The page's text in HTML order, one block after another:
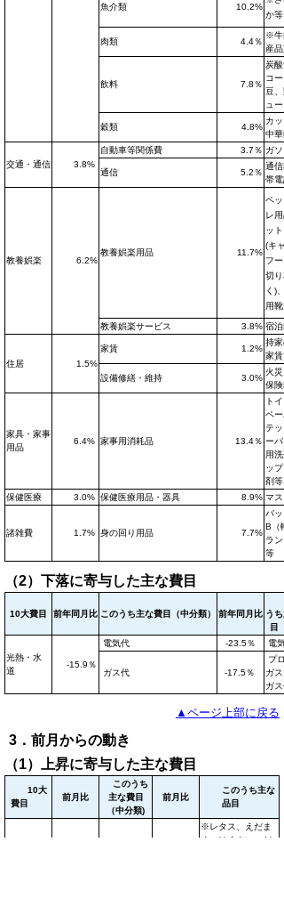
魚介類 10.2%
か等
肉類 4.4％
※牛
産品)
飲料 7.8％
炭酸
コー
豆、
ュー
穀類 4.8%
カッ
中華
交通・通信 3.8%
自動車等関係費 3.7％ ガソ
通信 5.2％
通信
帯電
教養娯楽 6.2%
教養娯楽用品 11.7%
ペッ
レ用
ット
(キ
フー
切り
く)
用靴
教養娯楽サービス 3.8% 宿泊
住居 1.5%
家賃 1.2%
持家
家賃
設備修繕・維持 3.0%
火災
保険
家具・家事
用品
6.4% 家事用消耗品 13.4％
ト
ペー
テッ
ーパ
用洗
ップ
剤等
保健医療
3.0% 保健医療用品・器具 8.9% マス
諸雑費 1.7% 身の回り用品 7.7%
バッ
B（
ラン
等
（2）下落に寄与した主な費目
10大費目 前年同月比 このうち主な費目（中分類） 前年同月比 うち
光熱・水
道
-15.9％
電気代 -23.5％ 電
ガス代 -17.5％
プ
ガス
ガス
▲ページ上部に戻る
3．前月からの動き
（1）上昇に寄与した主な費目
10大
費目
前月比
このうち
主な費目
（中分類)
前月比
このうち主な
品目
※レタス、えだま
め、はくさい、だ